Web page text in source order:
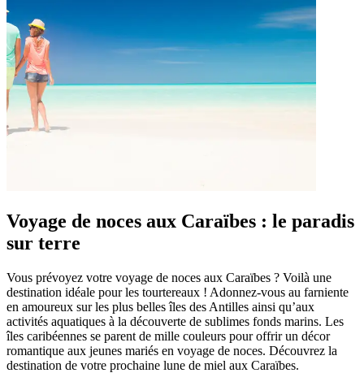
Voyage de noces aux Caraïbes : le paradis
sur terre
Vous prévoyez votre voyage de noces aux Caraïbes ? Voilà une
destination idéale pour les tourtereaux ! Adonnez-vous au farniente
en amoureux sur les plus belles îles des Antilles ainsi qu’aux
activités aquatiques à la découverte de sublimes fonds marins. Les
îles caribéennes se parent de mille couleurs pour offrir un décor
romantique aux jeunes mariés en voyage de noces. Découvrez la
destination de votre prochaine lune de miel aux Caraïbes.